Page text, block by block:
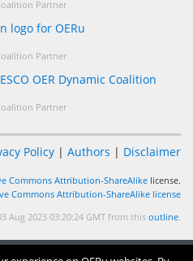
Partner
Partner
Partner
Policy | Authors | Disclaimer
Commons Attribution-ShareAlike license.
Aug 2023 03:20:24 GMT from this outline.